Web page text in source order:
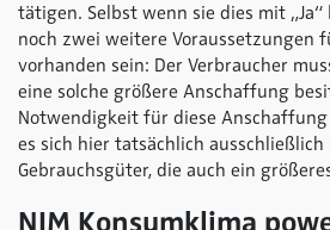
tätigen. Selbst wenn sie dies mit
noch zwei weitere Voraussetzungen
vorhanden sein: Der Verbraucher
eine solche größere Anschaffung
Notwendigkeit für diese
es sich hier tatsächlich
Gebrauchsgüter, die auch ein
NIM Konsumklima